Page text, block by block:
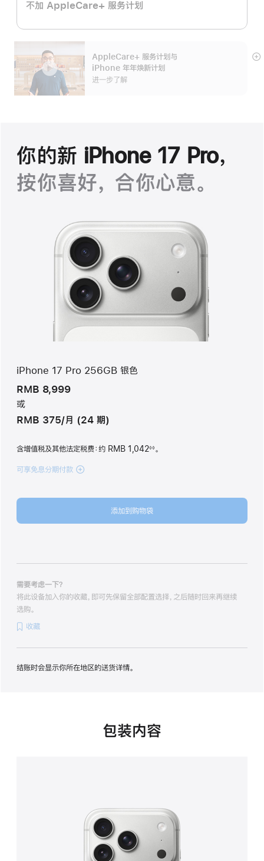
不加 AppleCare+ 服务计划
AppleCare+ 服务计划 与
iPhone 年年焕新计划
进一步了解
展
你的新 iPhone 17 Pro，
按你喜好， 合你心意。
iPhone 17 Pro 256GB 银色
RMB 8,999
或
RMB 375/月 (24 期)
含增值税及其他法定税费：约 RMB 1,042◊◊。
可享免息分期付款 (iPhone 17 Pro
256gb
选
添加到购物袋
需要考虑一下？
将此设备加入你的收藏，即可先保留全部配置选择，之后随时回来再继续
选购。
收藏
结账时会显示你所在地区的送货详情。
包装内容